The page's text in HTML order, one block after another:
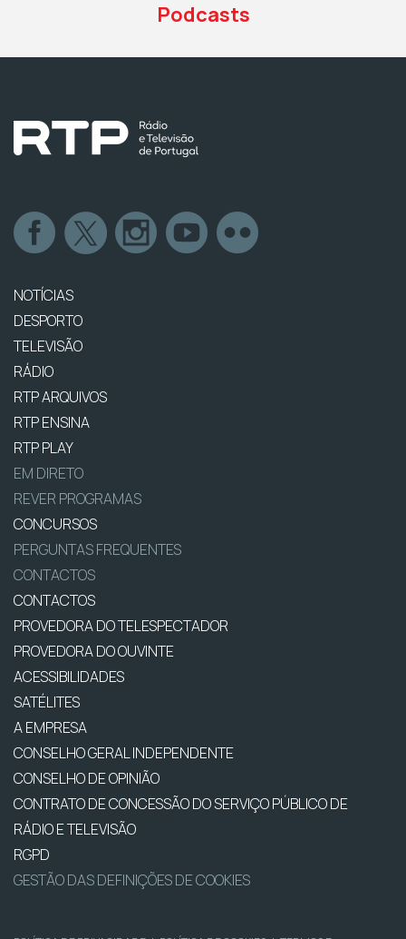
Podcasts
NOTÍCIAS
DESPORTO
TELEVISÃO
RÁDIO
RTP ARQUIVOS
RTP ENSINA
RTP PLAY
EM DIRETO
REVER PROGRAMAS
CONCURSOS
PERGUNTAS FREQUENTES
CONTACTOS
CONTACTOS
PROVEDORA DO TELESPECTADOR
PROVEDORA DO OUVINTE
ACESSIBILIDADES
SATÉLITES
A EMPRESA
CONSELHO GERAL INDEPENDENTE
CONSELHO DE OPINIÃO
CONTRATO DE CONCESSÃO DO SERVIÇO PÚBLICO DE
RÁDIO E TELEVISÃO
RGPD
GESTÃO DAS DEFINIÇÕES DE COOKIES